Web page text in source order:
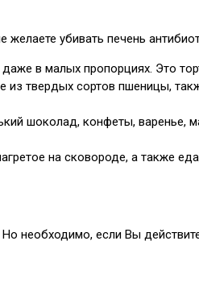
убивать печень
в малых пропорциях. Это
из твердых сортов пшеницы,
шоколад, конфеты, варенье,
на сковороде, а также
необходимо, если Вы